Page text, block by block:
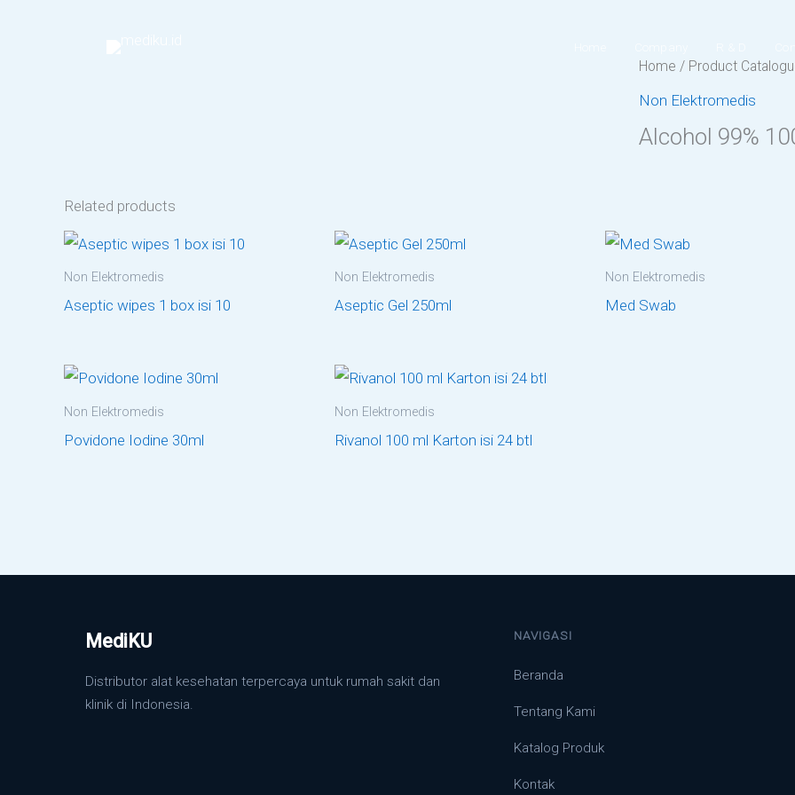
Home / Product
Non Elektromedis
Alcohol 99%
Related products
Non Elektromedis
Aseptic wipes 1 box isi 10
Non Elektromedis
Aseptic Gel 250ml
Non Elektromedis
Med Swab
Non Elektromedis
Povidone Iodine 30ml
Non Elektromedis
Rivanol 100 ml Karton isi 24 btl
MediKU
Distributor alat kesehatan terpercaya untuk rumah sakit dan
klinik di Indonesia.
NAVIGASI
Beranda
Tentang Kami
Katalog Produk
Kontak